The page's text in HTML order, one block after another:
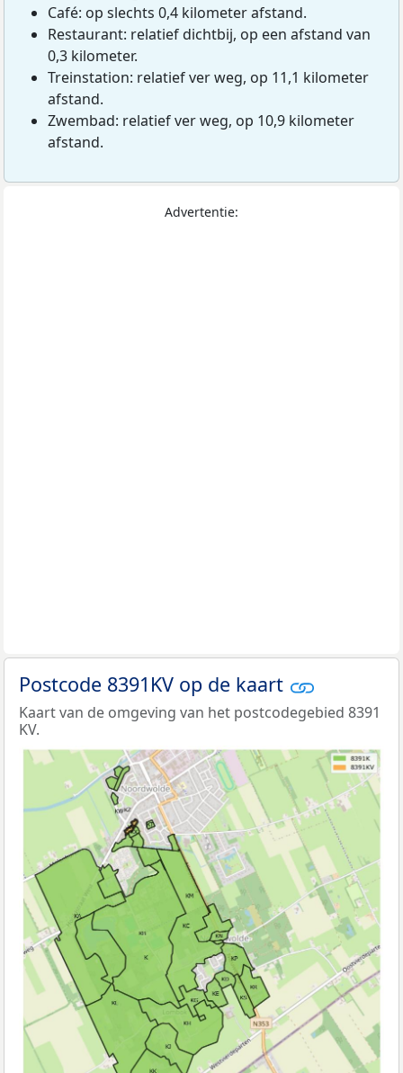
Café: op slechts 0,4 kilometer afstand.
Restaurant: relatief dichtbij, op een afstand van
0,3 kilometer.
Treinstation: relatief ver weg, op 11,1 kilometer
afstand.
Zwembad: relatief ver weg, op 10,9 kilometer
afstand.
Advertentie:
Postcode 8391KV op de kaart
Kaart van de omgeving van het postcodegebied 8391
KV.